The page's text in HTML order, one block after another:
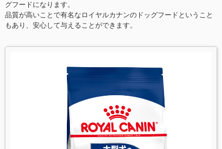
グフードになります。
品質が高いことで有名なロイヤルカナンのドッグフードということ
もあり、安心して与えることができます。